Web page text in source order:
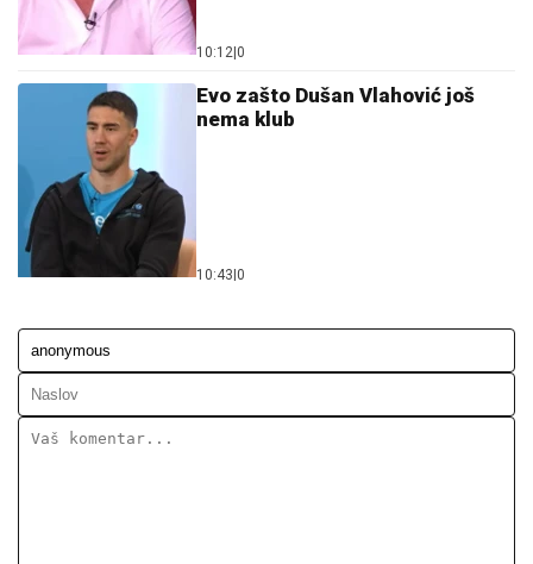
10:12|0
Evo zašto Dušan Vlahović još
nema klub
10:43|0